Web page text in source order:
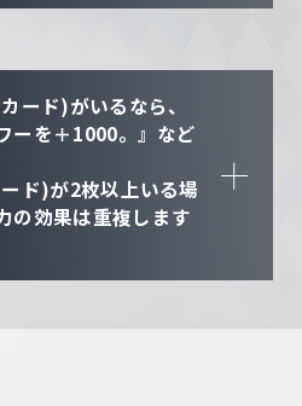
ード)がいるなら、
ーを＋1000。』など
ド)が2枚以上いる場
の効果は重複します